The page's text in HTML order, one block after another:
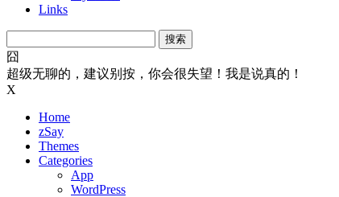
Links
索：
囧
超级无聊的，建议别按，你会很失望！我是说真的！
X
Home
zSay
Themes
Categories
App
WordPress